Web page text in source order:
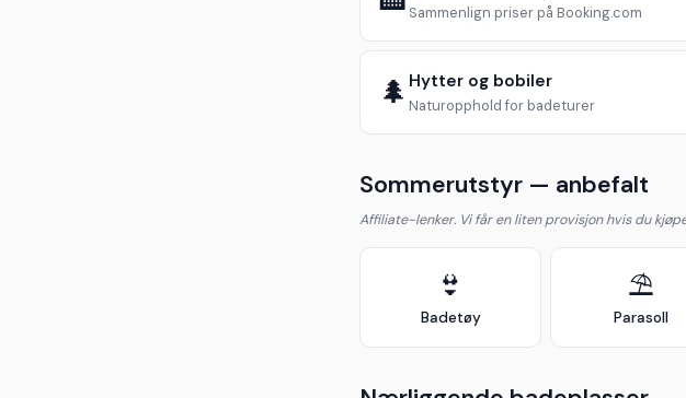
Sammenlign priser på Booking.com
🌲 Hytter og bobiler
Naturopphold for badeturer
Sommerutstyr — anbefalt
Affiliate-lenker. Vi får en liten provisjon hvis du
👙
Badetøy
⛱️
Parasoll